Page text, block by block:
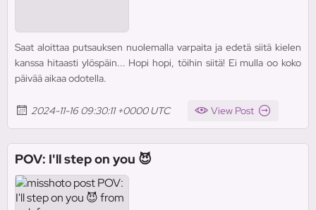
Saat aloittaa putsauksen nuolemalla varpaita ja edetä siitä kielen
kanssa hitaasti ylöspäin... Hopi hopi, töihin siitä! Ei mulla oo koko
päivää aikaa odotella.
2024-11-16 09:30:11 +0000 UTC View Post
POV: I'll step on you 😈